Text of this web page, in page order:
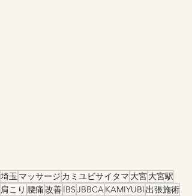
埼玉 マッサージ カミユビサイタマ 大宮大宮駅
肩こり 腰痛改善IBSJBBCAKAMIYUBI 出張施術